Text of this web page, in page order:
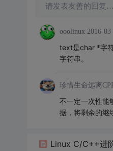
请发表友善的回复…
ooolinux 2016-
text是char *字
字符串。
珍惜生命远离
不一定一次性能
据，将剩余的继
Linux C/C++进